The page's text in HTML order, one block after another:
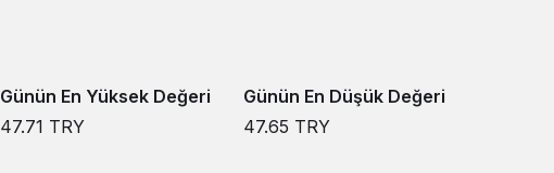
Günün En Yüksek Değeri
47.71 TRY
Günün En Düşük Değeri
47.65 TRY